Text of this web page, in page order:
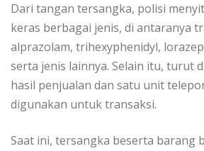
Dari tangan tersangka, polisi
keras berbagai jenis, di antaranya
alprazolam, trihexyphenidyl,
serta jenis lainnya. Selain itu, turut
hasil penjualan dan satu unit
digunakan untuk transaksi.
Saat ini, tersangka beserta barang